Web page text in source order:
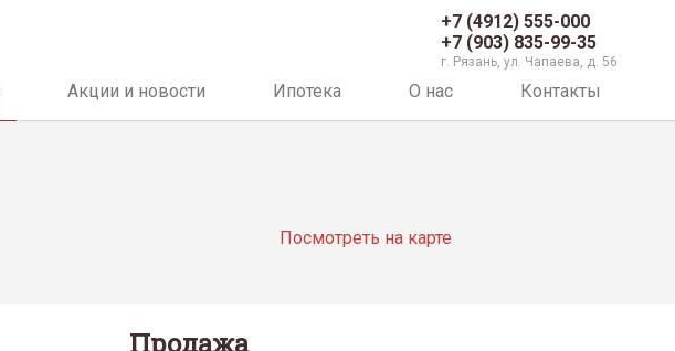
+7 (4912) 555-000
+7 (903) 835-99-35
г. Рязань, ул. Чапаева, д. 56
Акции и новости Ипотека О нас Контакты
Посмотреть на карте
Продажа